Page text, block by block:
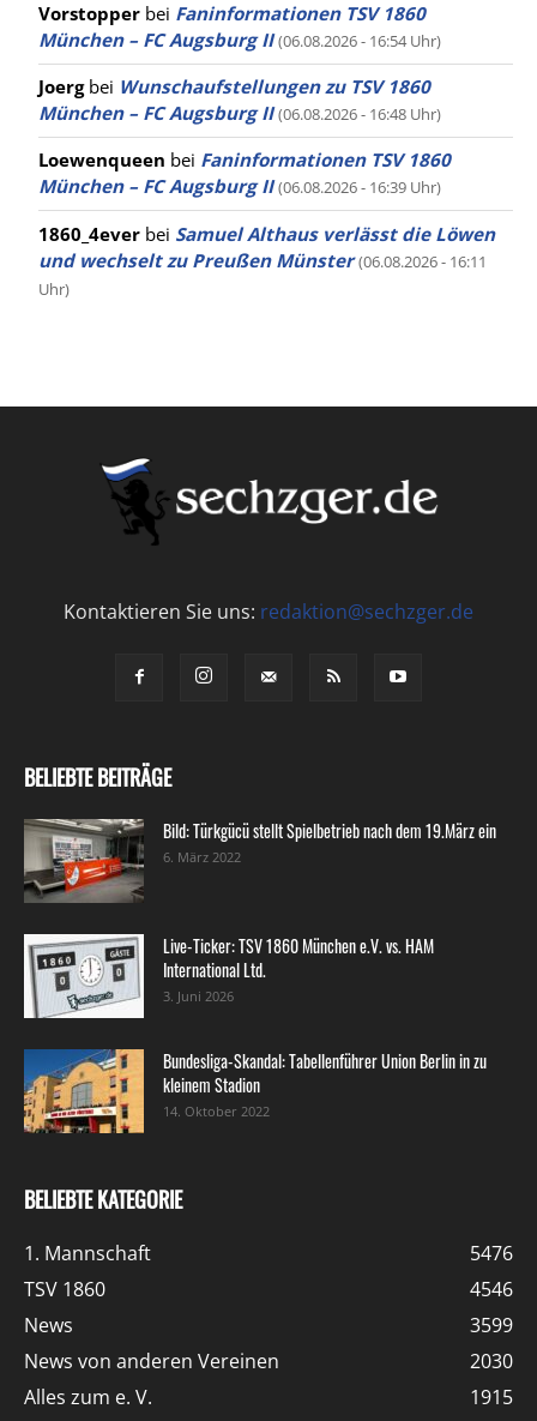
Vorstopper bei Faninformationen TSV 1860
München – FC Augsburg II (06.08.2026 - 16:54 Uhr)
Joergbei Wunschaufstellungen zu TSV 1860
München – FC Augsburg II (06.08.2026 - 16:48 Uhr)
Loewenqueen bei Faninformationen TSV 1860
München – FC Augsburg II (06.08.2026 - 16:39 Uhr)
1860_4ever bei Samuel Althaus verlässt die Löwen
und wechselt zu Preußen Münster (06.08.2026 - 16:11
Uhr)
Kontaktieren Sie uns: redaktion@sechzger.de
BELIEBTE BEITRÄGE
Bild: Türkgücü stellt Spielbetrieb nach dem 19.März ein
6. März 2022
Live-Ticker: TSV 1860 München e.V. vs. HAM
International Ltd.
3. Juni 2026
Bundesliga-Skandal: Tabellenführer Union Berlin in zu
kleinem Stadion
14. Oktober 2022
BELIEBTE KATEGORIE
1. Mannschaft
5476
TSV 1860
4546
News
3599
News von anderen Vereinen
2030
Alles zum e. V.
1915